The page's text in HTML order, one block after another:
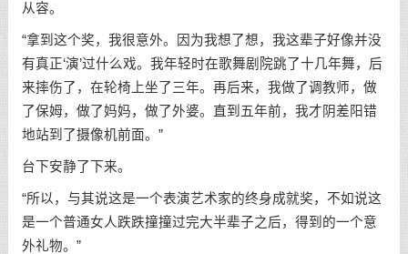
从容。
“拿到这个奖，我很意外。因为我想了想，我这辈子好像并没
有真正‘演’过什么戏。我年轻时在歌舞剧院跳了十几年舞，后
来摔伤了，在轮椅上坐了三年。再后来，我做了调教师，做
了保姆，做了妈妈，做了外婆。直到五年前，我才阴差阳错
地站到了摄像机前面。”
台下安静了下来。
“所以，与其说这是一个表演艺术家的终身成就奖，不如说这
是一个普通女人跌跌撞撞过完大半辈子之后，得到的一个意
外礼物。”